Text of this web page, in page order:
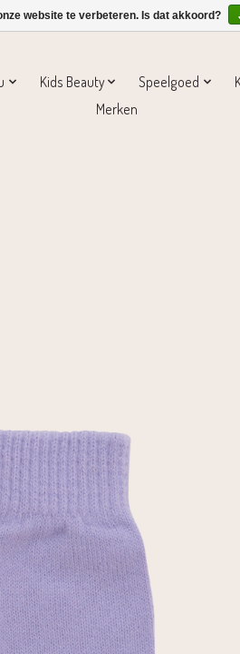
Kids Beauty Speelgoed
Merken
website te verbeteren. Is dat akkoord?